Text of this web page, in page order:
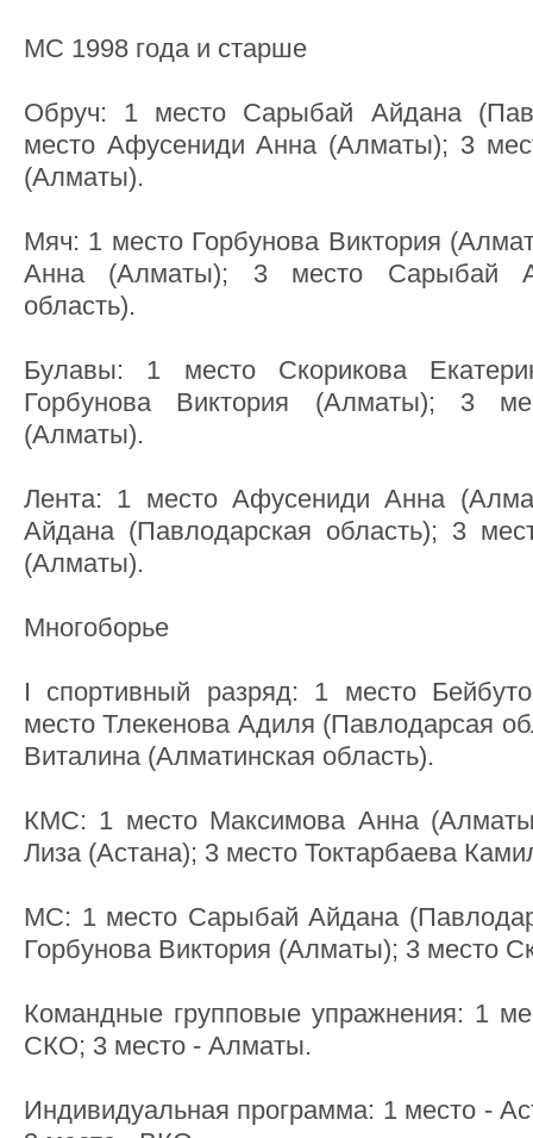
МС 1998 года и старше
Обруч: 1 место Сарыбай Айдана
место Афусениди Анна (Алматы); 3
(Алматы).
Мяч: 1 место Горбунова Виктория
Анна (Алматы); 3 место Сарыбай
область).
Булавы: 1 место Скорикова
Горбунова Виктория (Алматы); 3
(Алматы).
Лента: 1 место Афусениди Анна
Айдана (Павлодарская область); 3
(Алматы).
Многоборье
I спортивный разряд: 1 место
место Тлекенова Адиля (Павлодарсая
Виталина (Алматинская область).
КМС: 1 место Максимова Анна
Лиза (Астана); 3 место Токтарбаева
МС: 1 место Сарыбай Айдана
Горбунова Виктория (Алматы); 3 место
Командные групповые упражнения: 1
СКО; 3 место - Алматы.
Индивидуальная программа: 1 место -